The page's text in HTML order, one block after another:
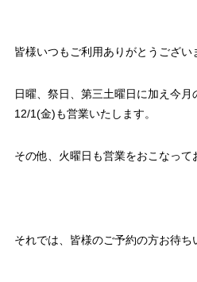
皆様いつもご利用ありがとうござい
日曜、祭日、第三土曜日に加え今月
12/1(金)も営業いたします。
その他、火曜日も営業をおこなって
それでは、皆様のご予約の方お待ち